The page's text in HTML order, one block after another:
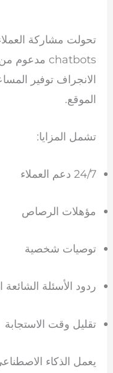
chatbots مدعوم من منصات مثل
الانجراف توفير
الموقع.
تشمل المزايا:
24/7 دعم العملاء
مؤهلات الرصاص
توصيات شخصية
ردود الأسئلة الشائعة
تقليل وقت الاستجابة
يعمل الذكاء